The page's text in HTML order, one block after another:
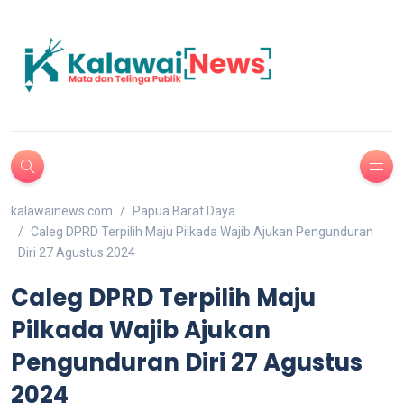
kalawainews.com
Papua Barat Daya
Caleg DPRD Terpilih Maju Pilkada Wajib Ajukan Pengunduran
Diri 27 Agustus 2024
Caleg DPRD Terpilih Maju
Pilkada Wajib Ajukan
Pengunduran Diri 27 Agustus
2024